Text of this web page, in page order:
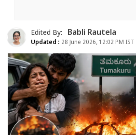
Edited By: Babli Rautela
Updated : 28 June 2026, 12:02 PM IST